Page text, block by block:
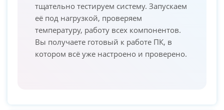
тщательно тестируем систему. Запускаем
её под нагрузкой, проверяем
температуру, работу всех компонентов.
Вы получаете готовый к работе ПК, в
котором всё уже настроено и проверено.